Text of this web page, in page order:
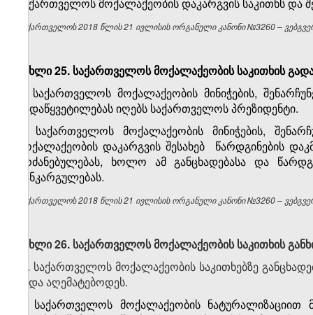
საქართველოს მოქალაქეობის დაკარგვის საკითხს და
საქართველოს 2018 წლის 21 ივლისის ორგანული კანონი №3260 –
მუხლი 25. საქართველოს მოქალაქეობის საკითხის
1. საქართველოს მოქალაქეობის მინიჭების,
გადაწყვეტილებას იღებს საქართველოს პრეზიდენტი.
2. საქართველოს მოქალაქეობის მინიჭების,
მოქალაქეობის დაკარგვის შესახებ წარდგინების
ბრძანებულებას, ხოლო ამ განცხადებასა და
განკარგულებას.
საქართველოს 2018 წლის 21 ივლისის ორგანული კანონი №3260 –
მუხლი 26. საქართველოს მოქალაქეობის საკითხის
1. საქართველოს მოქალაქეობის საკითხებზე
უნდა აღემატებოდეს.
2. საქართველოს მოქალაქეობის ნატურალიზაციით